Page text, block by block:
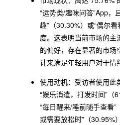
“运势类/趣味问答”App，
趣”（30.30%）或“偶尔
度。这表明当前市场的主
的偏好，存在显著的市
计来满足年轻用户对于情
使用动机：受访者使用此
“娱乐消遣，打发时间”（
“每日醒来/睡前随手查看
或需要放松时”（30.95%